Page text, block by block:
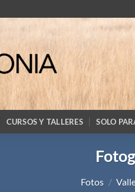
CURSOS Y TALLERES SOLO
Fotos /